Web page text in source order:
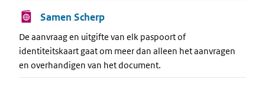
Samen Scherp
De aanvraag en uitgifte van elk paspoort of
identiteitskaart gaat om meer dan alleen het aanvragen
en overhandigen van het document.